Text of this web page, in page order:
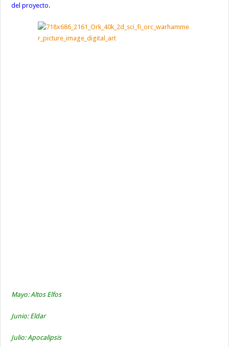
del proyecto.
Mayo: Altos Elfos
Junio: Eldar
Julio: Apocalipsis